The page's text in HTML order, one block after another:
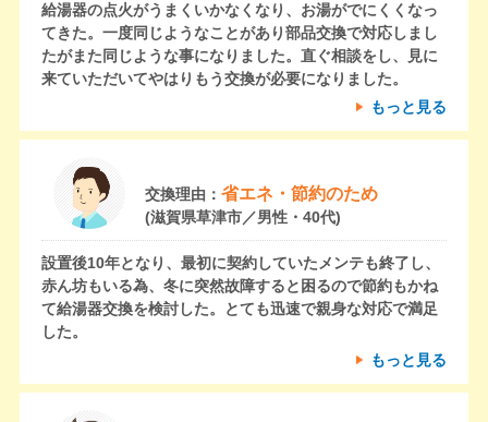
給湯器の点火がうまくいかなくなり、お湯がでにくくなっ
てきた。一度同じようなことがあり部品交換で対応しまし
たがまた同じような事になりました。直ぐ相談をし、見に
来ていただいてやはりもう交換が必要になりました。
もっと見る
交換理由： 省エネ・節約のため
(滋賀県草津市／男性・40代)
設置後10年となり、最初に契約していたメンテも終了し、
赤ん坊もいる為、冬に突然故障すると困るので節約もかね
て給湯器交換を検討した。とても迅速で親身な対応で満足
した。
もっと見る